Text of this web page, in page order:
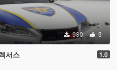
980 3
서스 1.0